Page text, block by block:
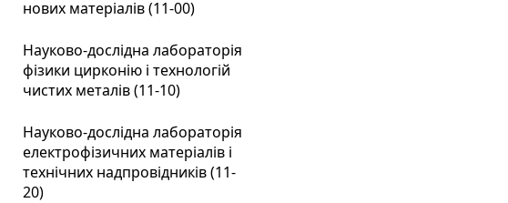
нових матеріалів (11-00)
Науково-дослідна лабораторія
фізики цирконію і технологій
чистих металів (11-10)
Науково-дослідна лабораторія
електрофізичних матеріалів і
технічних надпровідників (11-
20)